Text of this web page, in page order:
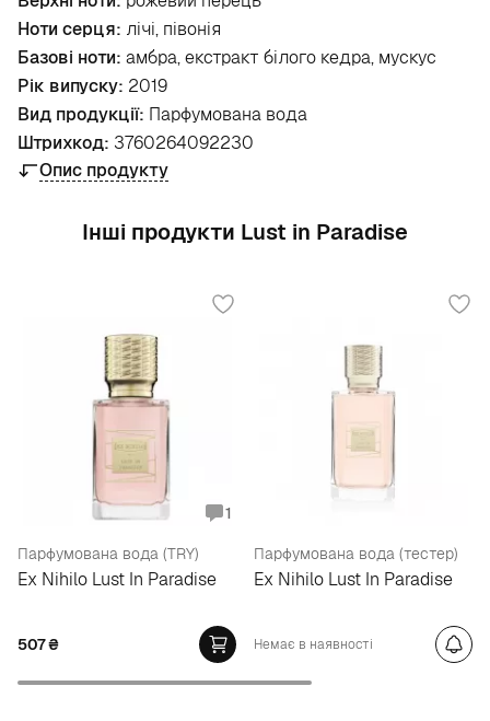
Ноти серця: лічі, півонія
Базові ноти: амбра, екстракт білого кедра, мускус
Рік випуску: 2019
Вид продукції: Парфумована вода
Штрихкод: 3760264092230
Опис продукту
Інші продукти Lust in Paradise
1
Парфумована вода (TRY)
Ex Nihilo Lust In Paradise
507₴
Парфумована вода (тестер)
Ex Nihilo Lust In Paradise
Немає в наявності